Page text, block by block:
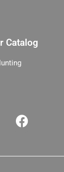
Catalog